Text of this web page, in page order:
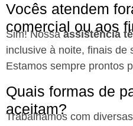
Vocês atendem
comercial ou aos
Sim! Nossaassistência
inclusive à noite, finais de
Estamos sempre prontos
Quais formas de
aceitam?
Trabalhamos com